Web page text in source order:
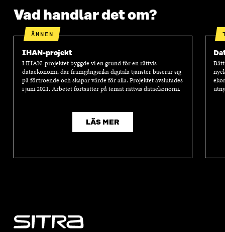
Vad handlar det om?
ÄMNEN
IHAN-projekt
I IHAN-projektet byggde vi en grund för en rättvis
dataekonomi, där framgångsrika digitala tjänster baserar sig
på förtroende och skapar värde för alla. Projektet avslutades
i juni 2021. Arbetet fortsätter på temat rättvis dataekonomi.
LÄS MER